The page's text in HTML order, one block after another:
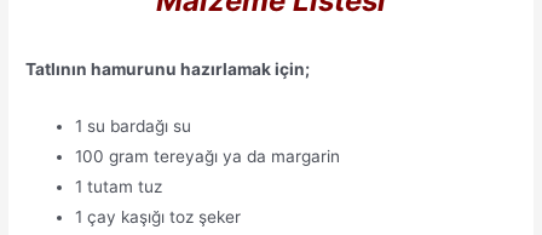
Tatlının hamurunu hazırlamak için;
1 su bardağı su
100 gram tereyağı ya da margarin
1 tutam tuz
1 çay kaşığı toz şeker